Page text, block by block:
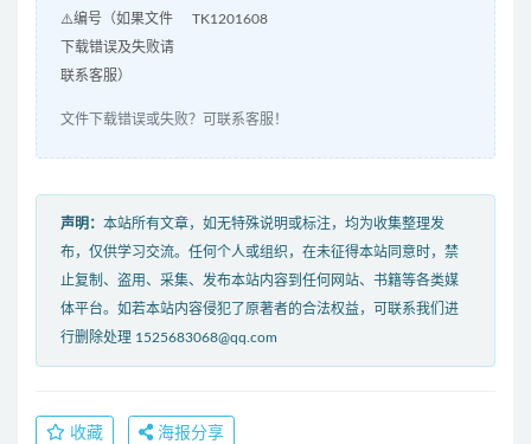
⚠️编号（如果文件
下载错误及失败请
联系客服）
TK1201608
文件下载错误或失败？可联系客服！
声明： 本站所有文章，如无特殊说明或标注，均为收集整理发
布，仅供学习交流。任何个人或组织，在未征得本站同意时，禁
止复制、盗用、采集、发布本站内容到任何网站、书籍等各类媒
体平台。如若本站内容侵犯了原著者的合法权益，可联系我们进
行删除处理 1525683068@qq.com
收藏 海报分享